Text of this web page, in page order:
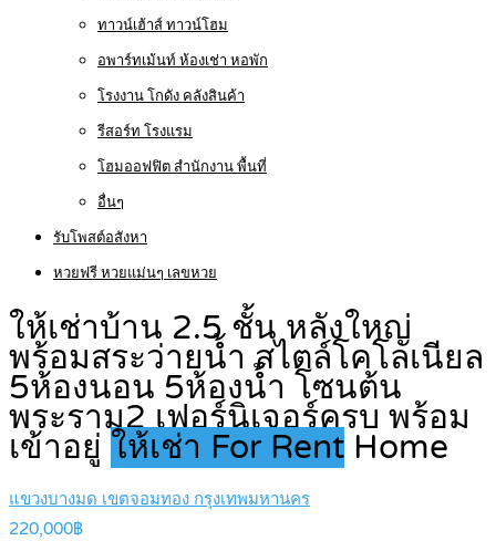
ทาวน์เฮ้าส์ ทาวน์โฮม
อพาร์ทเม้นท์ ห้องเช่า หอพัก
โรงงาน โกดัง คลังสินค้า
รีสอร์ท โรงแรม
โฮมออฟฟิต สำนักงาน พื้นที่
อื่นๆ
รับโพสต์อสังหา
หวยฟรี หวยแม่นๆ เลขหวย
ให้เช่าบ้าน 2.5 ชั้น หลังใหญ่
พร้อมสระว่ายน้ำ สไตล์โคโลเนียล
5ห้องนอน 5ห้องน้ำ โซนต้น
พระราม2 เฟอร์นิเจอร์ครบ พร้อม
เข้าอยู่ ให้เช่า For Rent Home
แขวงบางมด เขตจอมทอง กรุงเทพมหานคร
220,000฿